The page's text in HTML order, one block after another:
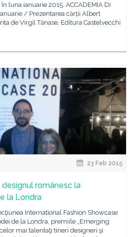
luna ianuarie 2015. ACCADEMIA DI
/ Prezentarea cărții Albert
de Virgil Tănase, Editura Castelvecchi
23 Feb 2015
românesc la
la Londra
International Fashion Showcase
de la Londra, premiile „Emerging
mai talentaţi tineri designeri şi